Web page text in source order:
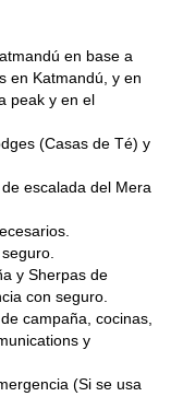
Si es así,
a la cima del
en base a
en Katmandú, y en
peak y en el
(Casas de Té) y
escalada del Mera
y Sherpas de
con seguro.
campaña, cocinas,
y
(Si se usa